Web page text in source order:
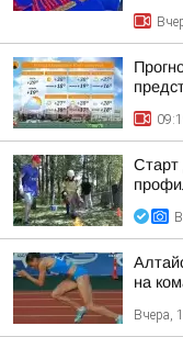
Старт
на
Вчера,